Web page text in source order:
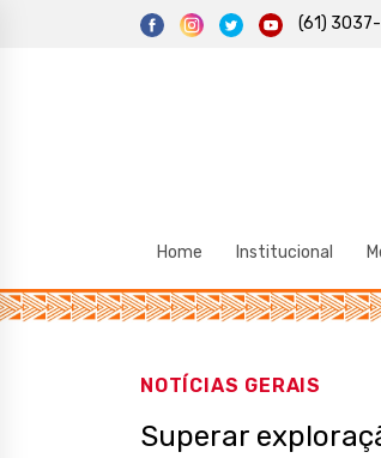
(61)
Home Institucional
NOTÍCIAS GERAIS
Superar